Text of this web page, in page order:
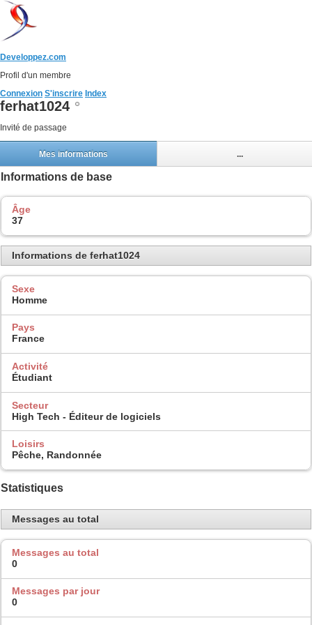
Developpez.com
Profil d'un membre
Connexion S'inscrire Index
ferhat1024
Invité de passage
Mes informations ...
Informations de base
Âge
37
Informations de ferhat1024
Sexe
Homme
Pays
France
Activité
Étudiant
Secteur
High Tech - Éditeur de logiciels
Loisirs
Pêche, Randonnée
Statistiques
Messages au total
Messages au total
0
Messages par jour
0